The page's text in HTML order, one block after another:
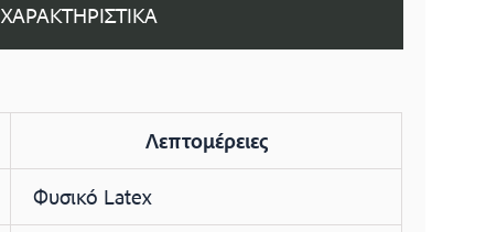
ΧΑΡΑΚΤΗΡΙΣΤΙΚΑ
Λεπτομέρειες
Φυσικό Latex